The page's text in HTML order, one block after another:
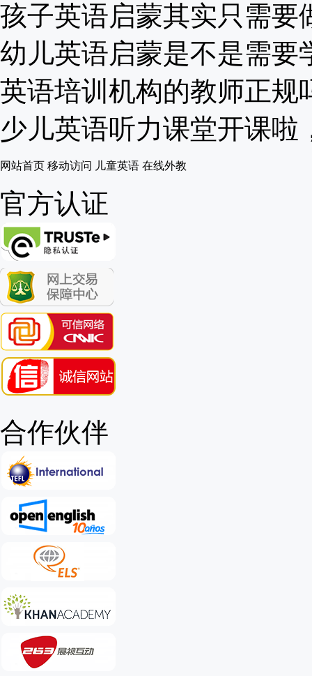
孩子英语启蒙其实只需要
幼儿英语启蒙是不是需要
英语培训机构的教师正规
少儿英语听力课堂开课啦
网站首页 移动访问 儿童英语 在线外教
官方认证
合作伙伴